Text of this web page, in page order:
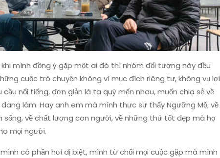
mình đồng ý gặp một ai đó thì nhóm đối tượng này đều
cuộc trò chuyện không vì mục đích riêng tư, không vụ lợi
cầu nổi tiếng, đơn giản là ta quý mến nhau, muốn chia sẻ về
làm. Hay anh em mà mình thực sự thấy Ngưỡng Mộ, về
sống, về chất lượng con người, về những thứ tốt đẹp mà họ
mọi người.
có phần hơi dị biệt, mình từ chối mọi cuộc gặp mà mình